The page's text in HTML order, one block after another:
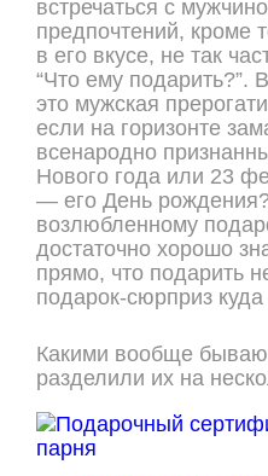
встречаться с
предпочтений, кроме
в его вкусе, не так
“Что ему
это мужская
если на горизонте
всенародно
Нового года или 23
— его День
возлюбленному
достаточно хорошо
прямо, что подарить
подарок-сюрприз
Какими вообще
разделили их на